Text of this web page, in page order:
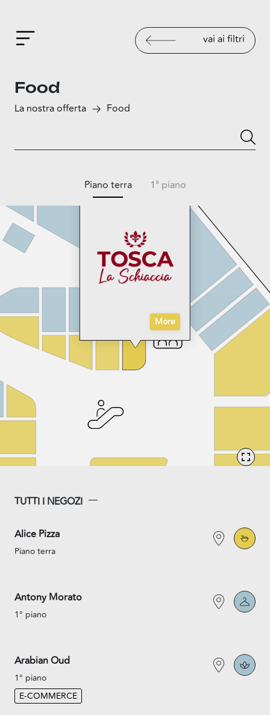
vai ai filtri
Food
La nostra offerta Food
Tosca
More
Piano terra 1° piano
TUTTI I NEGOZI
Alice Pizza
Piano terra
Antony Morato
1° piano
Arabian Oud
1° piano
E-COMMERCE